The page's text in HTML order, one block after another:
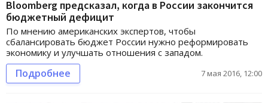
Bloomberg предсказал, когда в России закончится
бюджетный дефицит
По мнению американских экспертов, чтобы
сбалансировать бюджет России нужно реформировать
экономику и улучшать отношения с западом.
Подробнее 7 мая 2016, 12:00